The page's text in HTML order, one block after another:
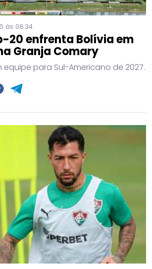
às 08:34
20 enfrenta Bolívia em
Granja Comary
para Sul-Americano de 2027.